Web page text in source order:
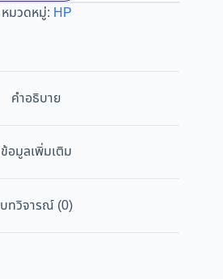
หมวดหมู่: HP
คำอธิบาย
ข้อมูลเพิ่มเติม
บทวิจารณ์ (0)